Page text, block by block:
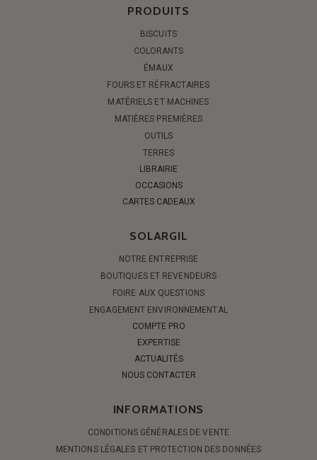
PRODUITS
BISCUITS
COLORANTS
ÉMAUX
FOURS ET RÉFRACTAIRES
MATÉRIELS ET MACHINES
MATIÈRES PREMIÈRES
OUTILS
TERRES
LIBRAIRIE
OCCASIONS
CARTES CADEAUX
SOLARGIL
NOTRE ENTREPRISE
BOUTIQUES ET REVENDEURS
FOIRE AUX QUESTIONS
ENGAGEMENT ENVIRONNEMENTAL
COMPTE PRO
EXPERTISE
ACTUALITÉS
NOUS CONTACTER
INFORMATIONS
CONDITIONS GÉNÉRALES DE VENTE
MENTIONS LÉGALES ET PROTECTION DES DONNÉES